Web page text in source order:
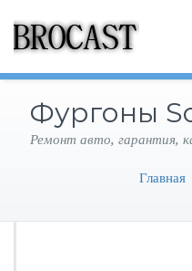
Фургоны
Ремонт авто, гарантия,
Главная